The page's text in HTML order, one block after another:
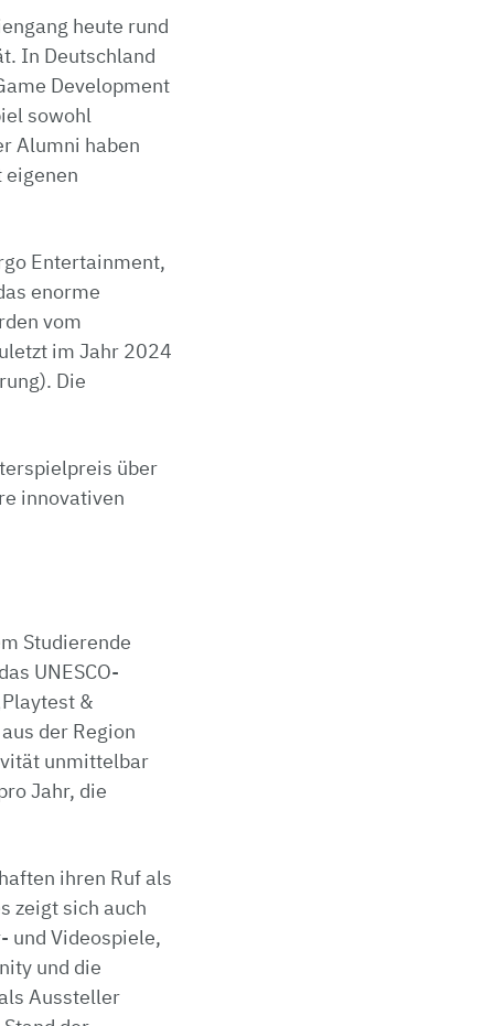
heute rund
In Deutschland
Development
sowohl
Alumni haben
eigenen
Entertainment,
enorme
vom
im Jahr 2024
Die
über
innovativen
Studierende
UNESCO-
&
der Region
unmittelbar
Jahr, die
ihren Ruf als
zeigt sich auch
und Videospiele,
und die
Aussteller